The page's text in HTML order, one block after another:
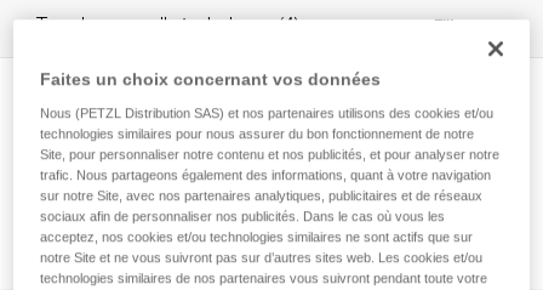
Tous les conseils techniques 4
L’essentiel à propos des mousquetons
Faites un choix concernant vos données
Nous (PETZL Distribution SAS) et nos partenaires utilisons des cookies et/ou
technologies similaires pour nous assurer du bon fonctionnement de notre
Site, pour personnaliser notre contenu et nos publicités, et pour analyser notre
trafic. Nous partageons également des informations, quant à votre navigation
sur notre Site, avec nos partenaires analytiques, publicitaires et de réseaux
sociaux afin de personnaliser nos publicités. Dans le cas où vous les
acceptez, nos cookies et/ou technologies similaires ne sont actifs que sur
notre Site et ne vous suivront pas sur d’autres sites web. Les cookies et/ou
technologies similaires de nos partenaires vous suivront pendant toute votre